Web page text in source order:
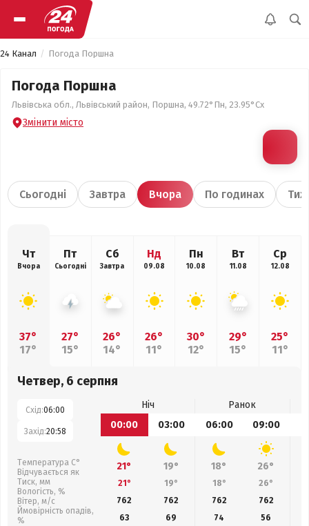
24 Канал Погода Поршна
Погода Поршна
Львівська обл., Львівський район, Поршна, 49.72°Пн, 23.95°Сх
Змінити місто
Сьогодні Завтра Вчора По годинах
Чт
Вчора
37°
17°
Пт
Сьогодні
27°
15°
Сб
Завтра
26°
14°
Нд
09.08
26°
11°
Пн
10.08
30°
12°
Вт
11.08
29°
15°
Ср
12.08
25°
11°
Четвер, 6 серпня
Схід:06:00
Захід:20:58
Температура С°
Відчувається як
Тиск, мм
Вологість, %
Вітер, м/с
Ймовірність опадів,
%
Ніч
Ранок
00:00
03:00 06:00 09:00
21° 19° 18° 26°
21° 19° 18° 26°
762
762 762 762
63
69 74
56